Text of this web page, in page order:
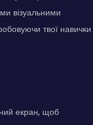
візуальними
твої навички
екран, щоб